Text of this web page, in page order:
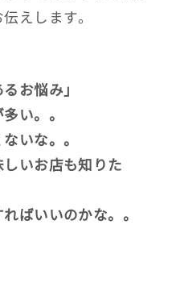
えします。
お悩み」
い。。
いな。。
いお店も知りた
ばいいのかな。。